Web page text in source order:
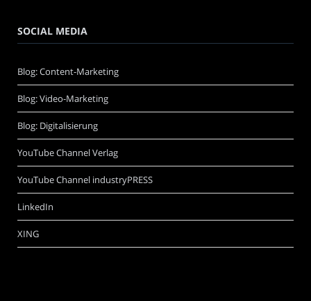
SOCIAL MEDIA
Blog: Content-Marketing
Blog: Video-Marketing
Blog: Digitalisierung
YouTube Channel Verlag
YouTube Channel industryPRESS
LinkedIn
XING